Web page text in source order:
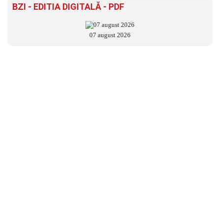
BZI - EDITIA DIGITALĂ - PDF
07 august 2026